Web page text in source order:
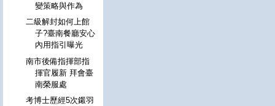
變策略與作為
二級解封如何上館
子?臺南餐廳安心
內用指引曝光
南市後備指揮部指
揮官履新 拜會臺
南榮服處
考博士歷經5次鎩羽